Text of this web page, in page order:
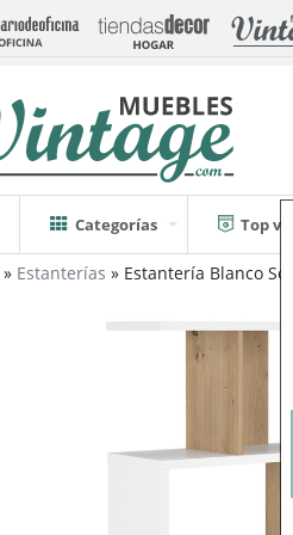
Categorías Top
» Estanterías » Estantería Blanco